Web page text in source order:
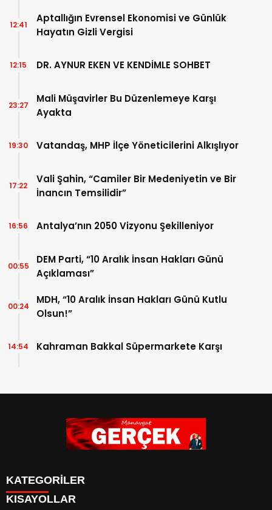
Aptallığın Evrensel Ekonomisi ve Günlük
Hayatın Gizli Vergisi
12:41
DR. AYNUR EKEN VE KENDİMLE SOHBET
12:15
Mali Müşavirler Bu Düzenlemeye Karşı
Ayakta
23:27
Vatandaş, MHP İlçe Yöneticilerini Alkışlıyor
19:30
Vali Şahin, “Camiler Bir Medeniyetin ve Bir
İnancın Temsilidir”
17:22
Antalya’nın 2050 Vizyonu Şekilleniyor
16:56
DEM Parti, “10 Aralık İnsan Hakları Günü
Açıklaması”
00:55
MDH, “10 Aralık İnsan Hakları Günü Kutlu
Olsun!”
00:24
Kahraman Bakkal Süpermarkete Karşı
14:54
KATEGORİLER
KISAYOLLAR